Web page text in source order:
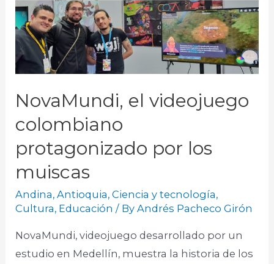
NovaMundi, el videojuego
colombiano
protagonizado por los
muiscas
Andina,Antioquia,Ciencia y tecnología,
Cultura, Educación / ByAndrés Pacheco Girón
NovaMundi, videojuego desarrollado por un
estudio en Medellín, muestra la historia de los